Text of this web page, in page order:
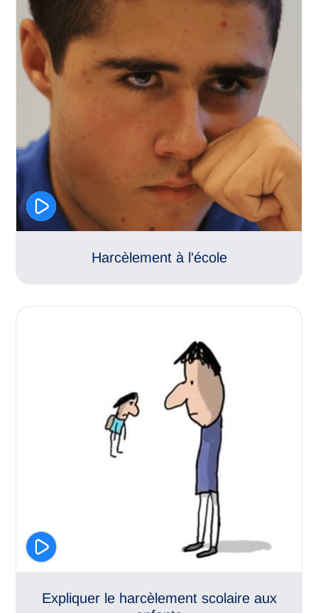
Harcèlement à l'école
Respect des différences
Expliquer le harcèlement scolaire aux